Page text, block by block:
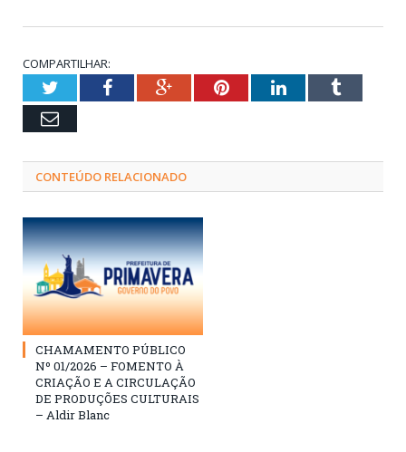
COMPARTILHAR:
TwitterFacebookGoogle+PinterestLinkedInTumblr
Email
CONTEÚDO RELACIONADO
CHAMAMENTO PÚBLICO
Nº 01/2026 – FOMENTO À
CRIAÇÃO E A CIRCULAÇÃO
DE PRODUÇÕES CULTURAIS
– Aldir Blanc